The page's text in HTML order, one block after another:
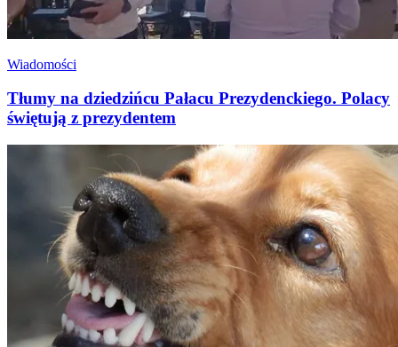
Wiadomości
Tłumy na dziedzińcu Pałacu Prezydenckiego. Polacy
świętują z prezydentem